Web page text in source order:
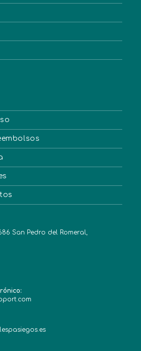
San Pedro del Romeral,